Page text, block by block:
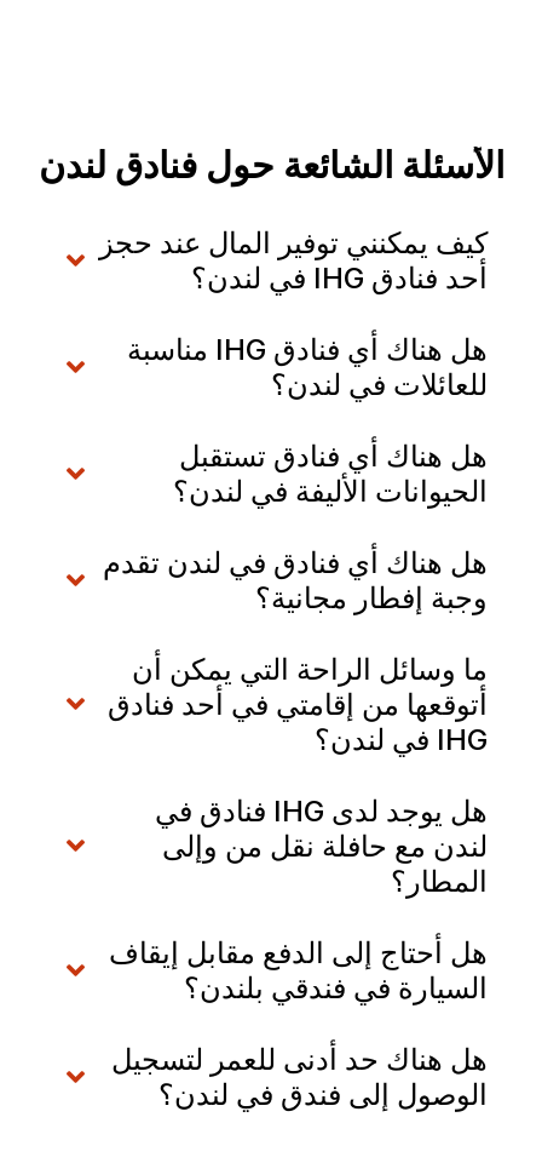
الأسئلة الشائعة حول فنادق لندن
كيف يمكنني توفير المال عند حجز
أحد فنادق IHG في لندن؟
هل هناك أي فنادق IHG مناسبة
للعائلات في لندن؟
هل هناك أي فنادق تستقبل
الحيوانات الأليفة في لندن؟
هل هناك أي فنادق في لندن تقدم
وجبة إفطار مجانية؟
ما وسائل الراحة التي يمكن أن
أتوقعها من إقامتي في أحد فنادق
IHG في لندن؟
هل يوجد لدى IHG فنادق في
لندن مع حافلة نقل من وإلى
المطار؟
هل أحتاج إلى الدفع مقابل إيقاف
السيارة في فندقي بلندن؟
هل هناك حد أدنى للعمر لتسجيل
الوصول إلى فندق في لندن؟